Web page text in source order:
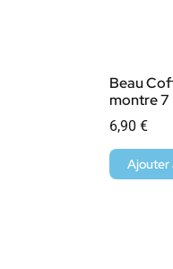
Beau
montre 7
6,90 €
Ajouter